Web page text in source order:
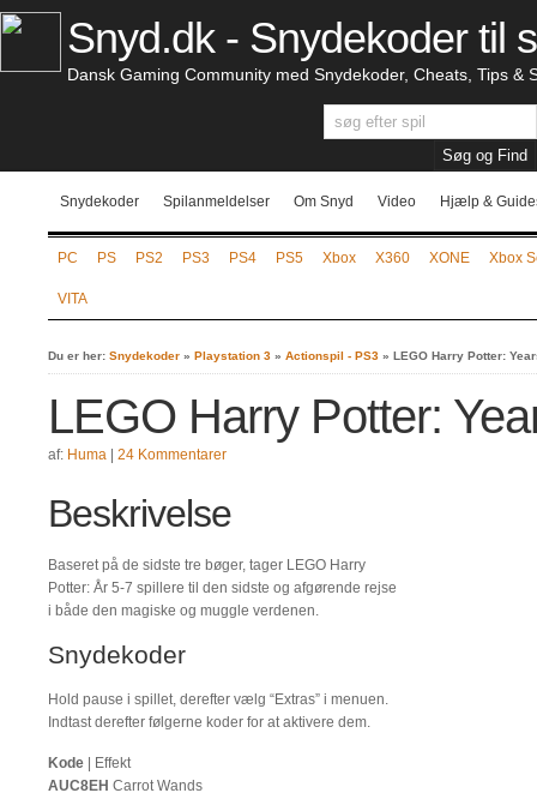
Snyd.dk - Snydekoder til
Dansk Gaming Community med Snydekoder, Cheats, Tips &
Snydekoder Spilanmeldelser Om Snyd Video Hjælp &
PC PS PS2 PS3 PS4 PS5 Xbox X360 XONE Xbox
VITA
Du er her: Snydekoder » Playstation 3 » Actionspil - PS3 » LEGO Harry Potter:
LEGO Harry Potter:
af: Huma 24 Kommentarer
Beskrivelse
Baseret på de sidste tre bøger, tager LEGO Harry
Potter: År 5-7 spillere til den sidste og afgørende rejse
i både den magiske og muggle verdenen.
Snydekoder
Hold pause i spillet, derefter vælg “Extras” i menuen.
Indtast derefter følgerne koder for at aktivere dem.
Kode | Effekt
AUC8EH Carrot Wands